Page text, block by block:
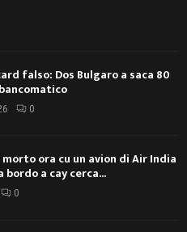
falso: Dos Bulgaro a saca 80
0
morto ora cu un avion di Air India
bordo a cay cerca...
0